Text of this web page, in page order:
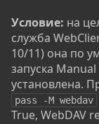
Условие: на
служба
10/11) она по
запуска
установлена.
pass -M webdav
True, WebDAV